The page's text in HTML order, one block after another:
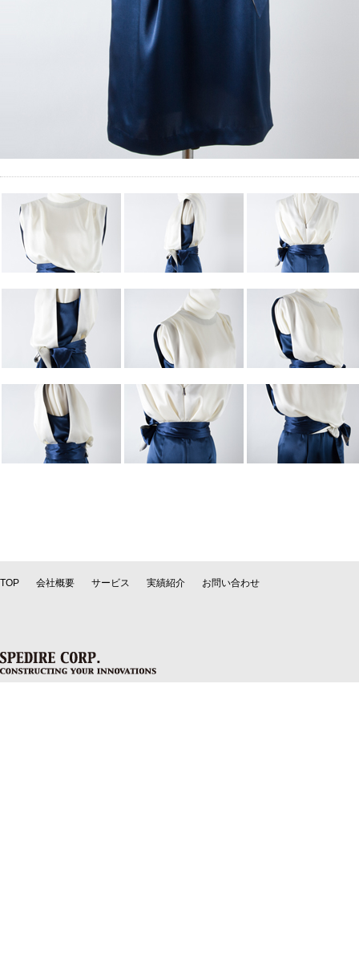
TOP 会社概要 サービス 実績紹介 お問い合わせ